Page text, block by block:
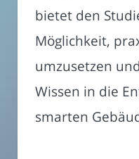
bietet den
Möglichkeit,
umzusetzen
Wissen in die
smarten